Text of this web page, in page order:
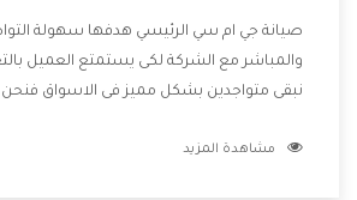
صيانة جي ام سي الرئيسي هدفها سهولة
والمباشر مع الشركة لكى يستمتع العميل
نبقى متواجدين بشكل مميز فى الاسواق
الشركة بها والتى تكون منها خدمة الصيانة
مشاهدة المزيد